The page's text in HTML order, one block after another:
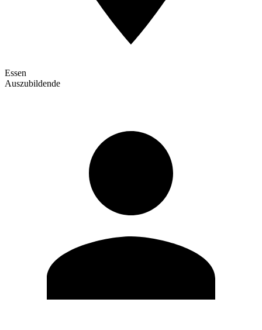
Essen
Auszubildende